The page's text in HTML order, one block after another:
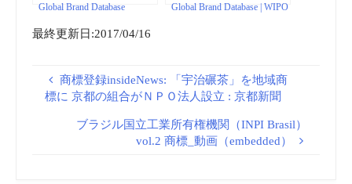
Global Brand Database
Global Brand Database | WIPO
最終更新日:2017/04/16
商標登録insideNews: 「宇治碾茶」を地域商
標に 京都の組合がＮＰＯ法人設立 : 京都新聞
ブラジル国立工業所有権機関（INPI Brasil）
vol.2 商標_動画（embedded）